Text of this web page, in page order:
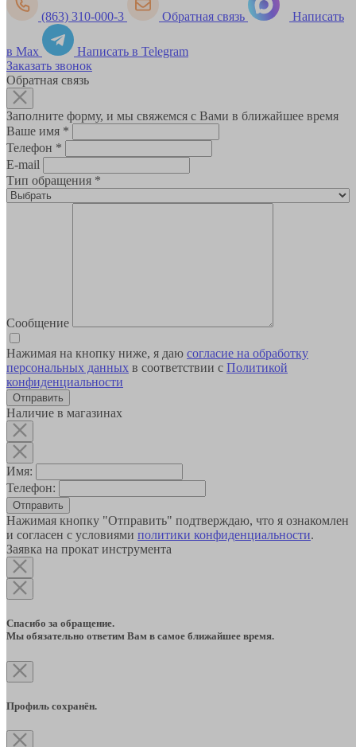
(863) 310-000-3 Обратная связь Написать
в Max
Написать в Telegram
Заказать звонок
Обратная связь
Заполните форму, и мы свяжемся с Вами в ближайшее время
Ваше имя *
Телефон *
E-mail
Тип обращения *
Сообщение
Нажимая на кнопку ниже, я даю согласие на обработку
персональных данных в соответствии с Политикой
конфиденциальности
Наличие в магазинах
Имя:
Телефон:
Отправить
Нажимая кнопку "Отправить" подтверждаю, что я ознакомлен
и согласен с условиями политики конфиденциальности.
Заявка на прокат инструмента
Спасибо за обращение.
Мы обязательно ответим Вам в самое ближайшее время.
Профиль сохранён.